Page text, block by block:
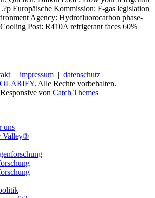
Europäische Kommission: F-gas legislation
Agency: Hydrofluorocarbon phase-
Post: R410A refrigerant faces 60%
| impressum| datenschutz
. Alle Rechte vorbehalten.
von Catch Themes
uns
Valley®